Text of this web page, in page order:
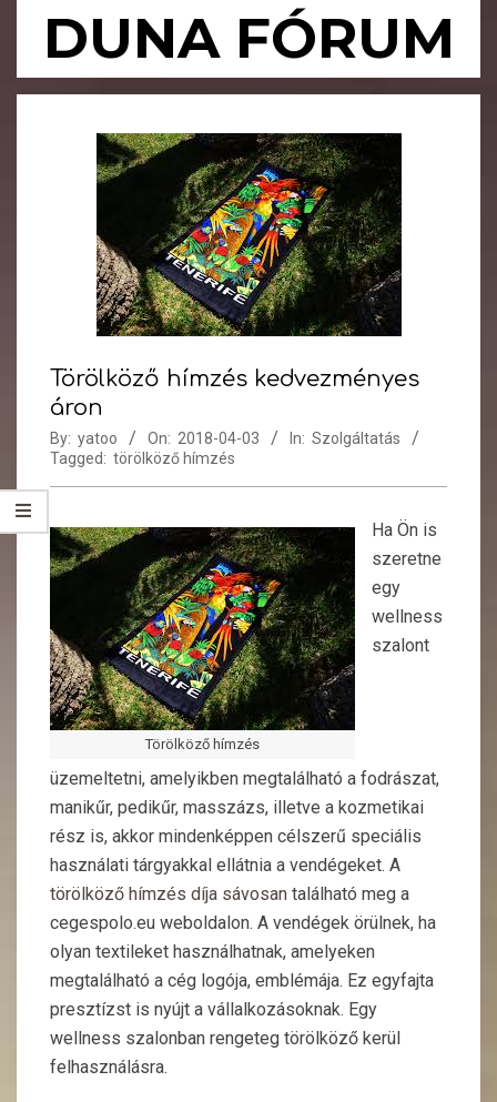
DUNA FÓRUM
Primary
Törölköző hímzés kedvezményes
áron
By: yatoo On: 2018-04-03 In: Szolgáltatás
Tagged: törölköző hímzés
Törölköző hímzés
Ha Ön is
szeretne
egy
wellness
szalont
üzemeltetni, amelyikben megtalálható a fodrászat,
manikűr, pedikűr, masszázs, illetve a kozmetikai
rész is, akkor mindenképpen célszerű speciális
használati tárgyakkal ellátnia a vendégeket. A
törölköző hímzés díja sávosan található meg a
cegespolo.eu weboldalon. A vendégek örülnek, ha
olyan textileket használhatnak, amelyeken
megtalálható a cég logója, emblémája. Ez egyfajta
presztízst is nyújt a vállalkozásoknak. Egy
wellness szalonban rengeteg törölköző kerül
felhasználásra.